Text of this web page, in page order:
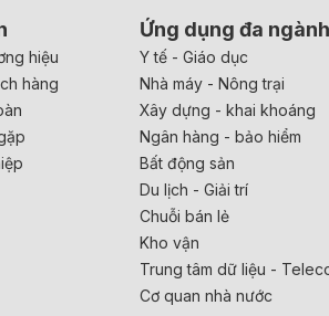
hiệu
hàng
Ứng dụng đa ngành
Y tế - Giáo dục
Nhà máy - Nông trại
Xây dựng - khai khoáng
Ngân hàng - bảo hiểm
Bất động sản
Du lịch - Giải trí
Chuỗi bán lẻ
Kho vận
Trung tâm dữ liệu -
Cơ quan nhà nước